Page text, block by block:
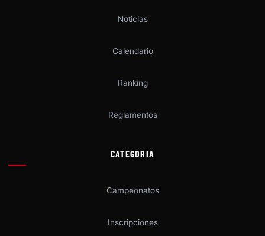
Noticias
Calendario
Ranking
Reglamentos
CATEGORIA
Campeonatos
Inscripciones